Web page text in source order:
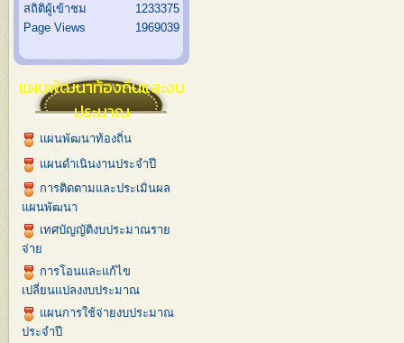
สถิติผู้เข้าชม
1233375
Page Views
1969039
แผนพัฒนาท้องถิ่นและงบ
ประมาณ
แผนพัฒนาท้องถิ่น
แผนดำเนินงานประจำปี
การติดตามและประเมินผล
แผนพัฒนา
เทศบัญญัติงบประมาณราย
จ่าย
การโอนและแก้ไข
เปลี่ยนแปลงงบประมาณ
แผนการใช้จ่ายงบประมาณ
ประจำปี